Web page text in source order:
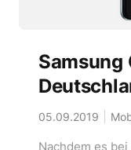
Samsung
05.09.2019
Nachdem es